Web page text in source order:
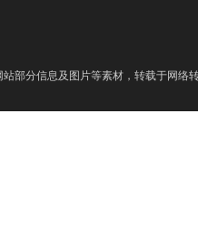
部分信息及图片等素材，转载于网络